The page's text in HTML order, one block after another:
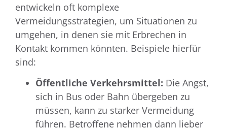
entwickeln oft komplexe
Vermeidungsstrategien, um Situationen zu
umgehen, in denen sie mit Erbrechen in
Kontakt kommen könnten. Beispiele hierfür
sind:
Öffentliche Verkehrsmittel: Die Angst,
sich in Bus oder Bahn übergeben zu
müssen, kann zu starker Vermeidung
führen. Betroffene nehmen dann lieber